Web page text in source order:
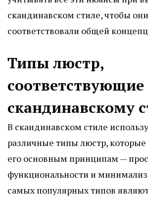
скандинавском стиле, чтобы они
соответствовали общей
Типы люстр,
соответствующие
скандинавскому
В скандинавском стиле
различные типы люстр, которые
его основным принципам —
функциональности и
самых популярных типов